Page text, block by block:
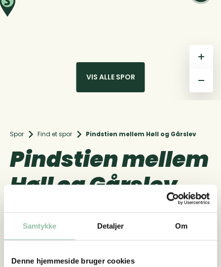
Samtykke Detaljer Om
Denne hjemmeside bruger cookies
Spor Find et spor Pindstien mellem Høll og Gårslev
Pindstien mellem
Høll og Gårslev
Velkommen til Pindstien - Sporet mellem Høll
gås i begge retninger. I Høll kommer man ind
parkere på hjørnet af Hvidbjergvej og
+
–
VIS ALLE SPOR